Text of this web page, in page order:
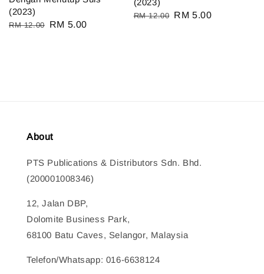
(2023)
Regular
RM 12.00
Sale
RM 5.00
(2023)
Regular
RM 12.00 Sale
RM 5.00
About
PTS Publications & Distributors Sdn. Bhd.
(200001008346)
12, Jalan DBP,
Dolomite Business Park,
68100 Batu Caves, Selangor, Malaysia
Telefon/Whatsapp: 016-6638124